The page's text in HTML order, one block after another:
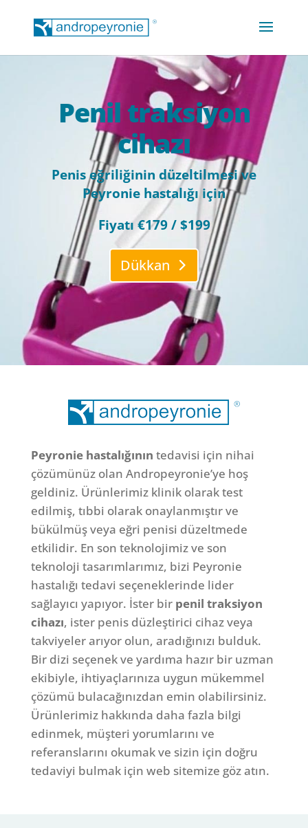
Penil traksiyon
cihazı
Penis eğriliğinin düzeltilmesi ve
Peyronie hastalığı için
Fiyatı €179 / $199
Dükkan
Peyronie hastalığının tedavisi için nihai
çözümünüz olan Andropeyronie’ye hoş
geldiniz. Ürünlerimiz klinik olarak test
edilmiş, tıbbi olarak onaylanmıştır ve
bükülmüş veya eğri penisi düzeltmede
etkilidir. En son teknolojimiz ve son
teknoloji tasarımlarımız, bizi Peyronie
hastalığı tedavi seçeneklerinde lider
sağlayıcı yapıyor. İster bir penil traksiyon
cihazı, ister penis düzleştirici cihaz veya
takviyeler arıyor olun, aradığınızı bulduk.
Bir dizi seçenek ve yardıma hazır bir uzman
ekibiyle, ihtiyaçlarınıza uygun mükemmel
çözümü bulacağınızdan emin olabilirsiniz.
Ürünlerimiz hakkında daha fazla bilgi
edinmek, müşteri yorumlarını ve
referanslarını okumak ve sizin için doğru
tedaviyi bulmak için web sitemize göz atın.